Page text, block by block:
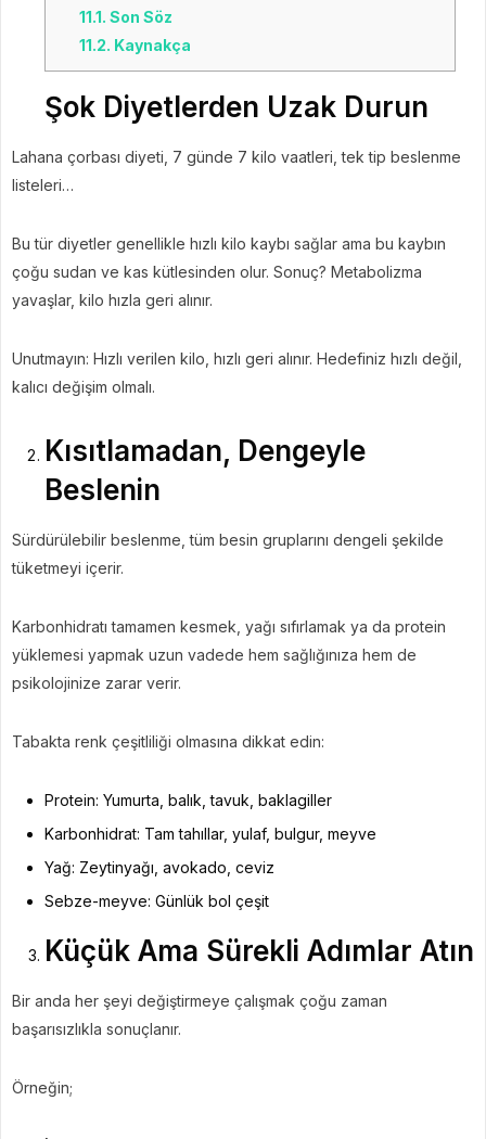
11.1. Son Söz
11.2. Kaynakça
Şok Diyetlerden Uzak Durun
Lahana çorbası diyeti, 7 günde 7 kilo vaatleri, tek tip beslenme
listeleri…
Bu tür diyetler genellikle hızlı kilo kaybı sağlar ama bu kaybın
çoğu sudan ve kas kütlesinden olur. Sonuç? Metabolizma
yavaşlar, kilo hızla geri alınır.
Unutmayın: Hızlı verilen kilo, hızlı geri alınır. Hedefiniz hızlı değil,
kalıcı değişim olmalı.
Kısıtlamadan, Dengeyle
Beslenin
Sürdürülebilir beslenme, tüm besin gruplarını dengeli şekilde
tüketmeyi içerir.
Karbonhidratı tamamen kesmek, yağı sıfırlamak ya da protein
yüklemesi yapmak uzun vadede hem sağlığınıza hem de
psikolojinize zarar verir.
Tabakta renk çeşitliliği olmasına dikkat edin:
Protein: Yumurta, balık, tavuk, baklagiller
Karbonhidrat: Tam tahıllar, yulaf, bulgur, meyve
Yağ: Zeytinyağı, avokado, ceviz
Sebze-meyve: Günlük bol çeşit
Küçük Ama Sürekli Adımlar Atın
Bir anda her şeyi değiştirmeye çalışmak çoğu zaman
başarısızlıkla sonuçlanır.
Örneğin;